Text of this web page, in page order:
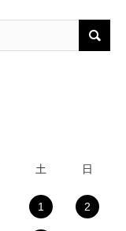
土 日
1 2